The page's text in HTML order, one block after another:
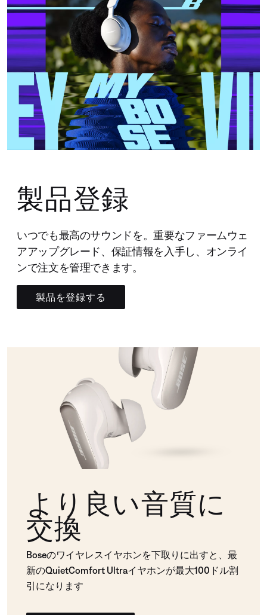
製品登録
いつでも最高のサウンドを。重要なファームウェ
アアップグレード、保証情報を入手し、オンライ
ンで注文を管理できます。
製品を登録する
より良い音質に
交換
Boseのワイヤレスイヤホンを下取りに出すと、最
新のQuietComfort Ultraイヤホンが最大100ドル割
引になります